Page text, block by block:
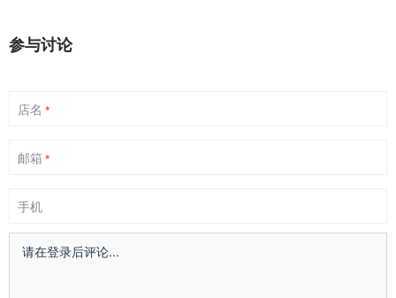
参与讨论
店名 *
邮箱 *
手机